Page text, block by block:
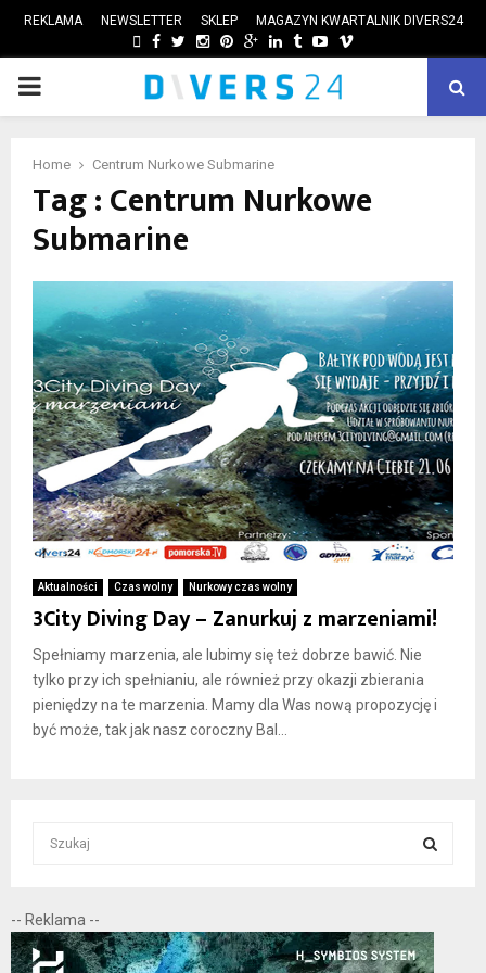
REKLAMA NEWSLETTER SKLEP MAGAZYN KWARTALNIK DIVERS24
FACEBOOK
TWITTER
INSTAGRAM
PINTEREST
GOOGLE
LINKEDIN
TUMBLRYOUTUBE
VIMEO
PRIMARY
Home Centrum Nurkowe Submarine
Tag : Centrum Nurkowe
Submarine
Aktualności Czas wolny Nurkowy czas wolny
3City Diving Day – Zanurkuj z marzeniami!
Spełniamy marzenia, ale lubimy się też dobrze bawić. Nie
tylko przy ich spełnianiu, ale również przy okazji zbierania
pieniędzy na te marzenia. Mamy dla Was nową propozycję i
być może, tak jak nasz coroczny Bal...
c
h
f
E
-- Reklama --